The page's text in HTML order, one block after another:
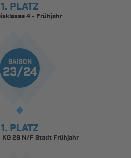
1. PLATZ
4 - Frühjahr
SAISON
23/24
1. PLATZ
KG 26 N/F Stadt Frühjahr